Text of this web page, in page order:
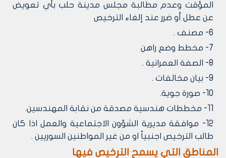
المؤقت وعدم مطالبة مجلس مدينة حلب بأي تعويض
عن عطل أو ضرر عند إلغاء الترخيص
6- مصنف .
7- مخطط وضع راهن
8- الصفة العمرانية .
9- بيان مخالفات .
10- صورة جوية.
11- مخططات هندسية مصدقة من نقابة المهندسين.
12- موافقة مديرية الشؤون الاجتماعية والعمل اذا كان
طالب الترخيص اجنبياً او من غير المواطنين السوريين .
المناطق التي يسمح الترخيص فيها